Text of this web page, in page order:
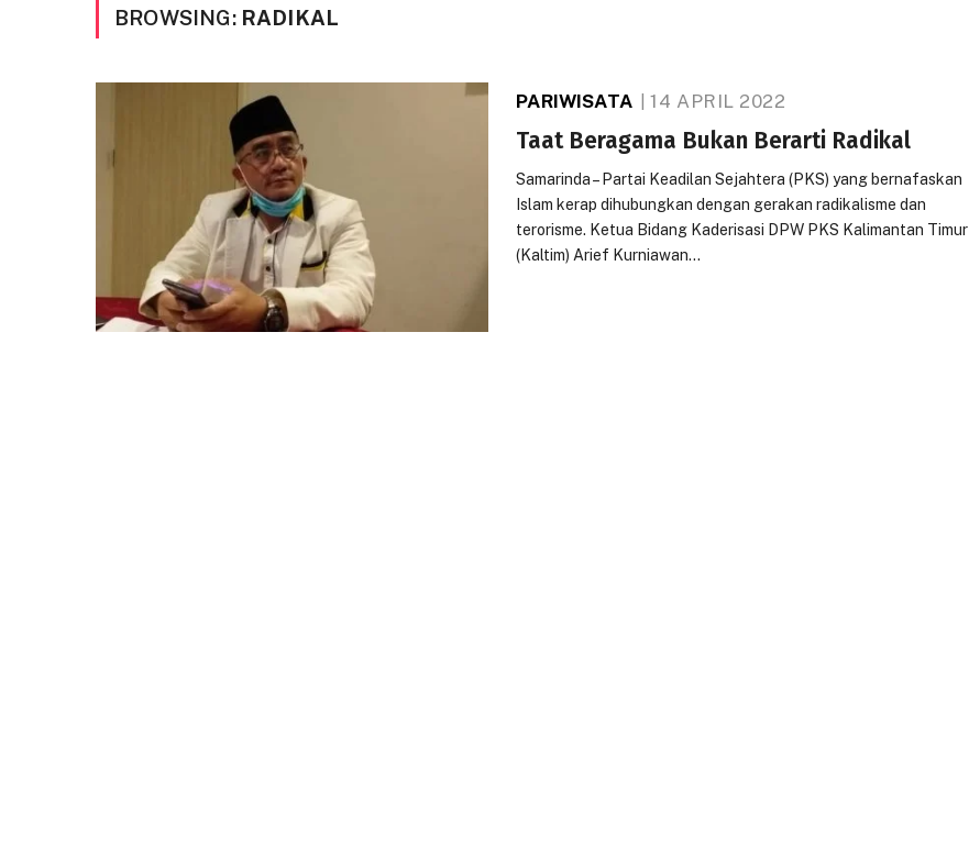
BROWSING: RADIKAL
PARIWISATA 14 APRIL 2022
Taat Beragama Bukan Berarti Radikal
Samarinda – Partai Keadilan Sejahtera (PKS) yang bernafaskan
Islam kerap dihubungkan dengan gerakan radikalisme dan
terorisme. Ketua Bidang Kaderisasi DPW PKS Kalimantan Timur
(Kaltim) Arief Kurniawan…